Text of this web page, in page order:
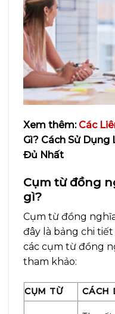
Xem thêm: Các
Gì? Cách Sử Dụng
Đủ Nhất
Cụm từ đồng
gì?
Cụm từ đồng
đây là bảng chi
các cụm từ đồng
tham khảo:
CỤM TỪ CÁCH